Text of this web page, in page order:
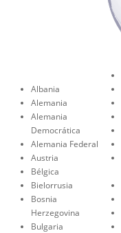
Albania
Alemania
Alemania
Democrática
Alemania Federal
Austria
Bélgica
Bielorrusia
Bosnia
Herzegovina
Bulgaria